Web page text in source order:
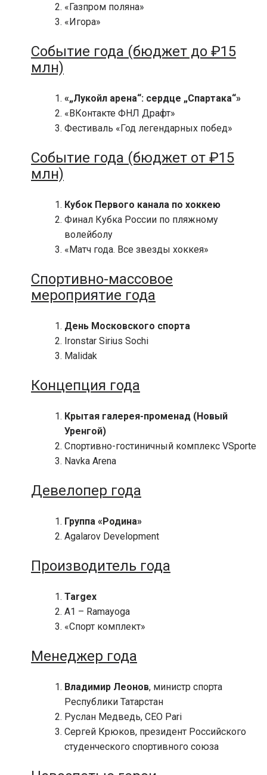
«Газпром поляна»
«Игора»
Событие года (бюджет до ₽15
млн)
«„Лукойл арена“: сердце „Спартака“»
«ВКонтакте ФНЛ Драфт»
Фестиваль «Год легендарных побед»
Событие года (бюджет от ₽15
млн)
Кубок Первого канала по хоккею
Финал Кубка России по пляжному
волейболу
«Матч года. Все звезды хоккея»
Спортивно-массовое
мероприятие года
День Московского спорта
Ironstar Sirius Sochi
Malidak
Концепция года
Крытая галерея-променад (Новый
Уренгой)
Спортивно-гостиничный комплекс VSporte
Navka Arena
Девелопер года
Группа «Родина»
Agalarov Development
Производитель года
Targex
А1 – Ramayoga
«Спорт комплект»
Менеджер года
Владимир Леонов, министр спорта
Республики Татарстан
Руслан Медведь, СЕО Pari
Сергей Крюков, президент Российского
студенческого спортивного союза